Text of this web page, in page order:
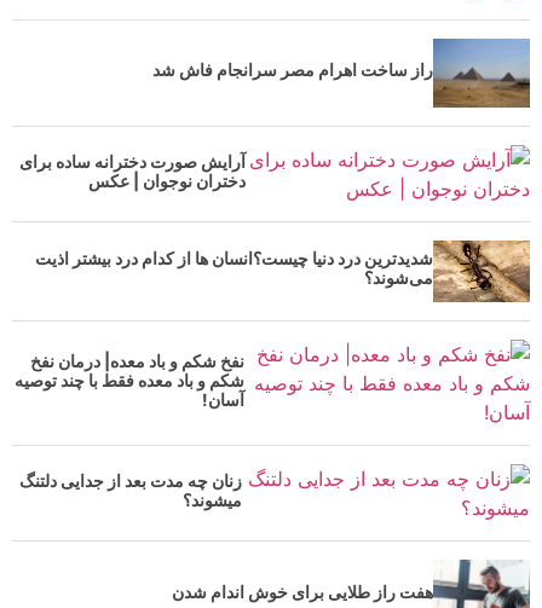
راز ساخت اهرام مصر سرانجام فاش شد
آرایش صورت دخترانه ساده برای
دختران نوجوان | عکس
شدیدترین درد دنیا چیست؟انسان ها از کدام درد بیشتر اذیت
می‌شوند؟
نفخ شکم و باد معده| درمان نفخ
شکم و باد معده فقط با چند توصیه
آسان!
زنان چه مدت بعد از جدایی دلتنگ
میشوند؟
هفت راز طلایی برای خوش اندام شدن